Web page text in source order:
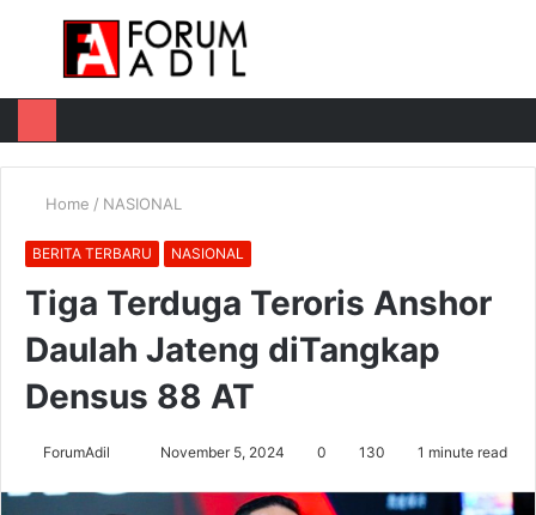
Menu
Home / NASIONAL
BERITA TERBARU NASIONAL
Tiga Terduga Teroris Anshor
Daulah Jateng diTangkap
Densus 88 AT
ForumAdil November 5, 2024 0 130 1 minute read